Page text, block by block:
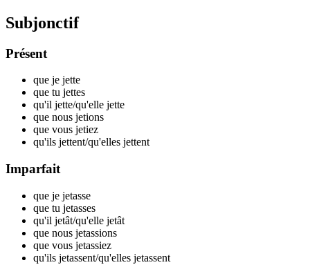
Subjonctif
Présent
que je jette
que tu jettes
qu'il jette/qu'elle jette
que nous jetions
que vous jetiez
qu'ils jettent/qu'elles jettent
Imparfait
que je jetasse
que tu jetasses
qu'il jetât/qu'elle jetât
que nous jetassions
que vous jetassiez
qu'ils jetassent/qu'elles jetassent